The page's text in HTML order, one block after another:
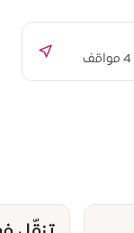
مواقف مجانية للسيارات العامة، يضم 4 مواقف